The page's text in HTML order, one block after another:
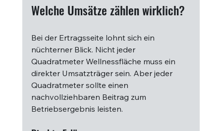
Welche Umsätze zählen wirklich?
Bei der Ertragsseite lohnt sich ein
nüchterner Blick. Nicht jeder
Quadratmeter Wellnessfläche muss ein
direkter Umsatzträger sein. Aber jeder
Quadratmeter sollte einen
nachvollziehbaren Beitrag zum
Betriebsergebnis leisten.